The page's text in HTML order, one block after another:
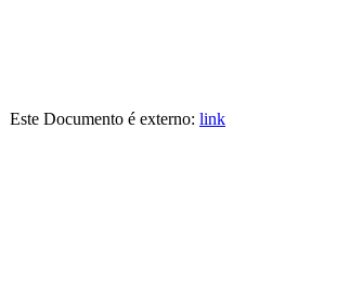
Este Documento é externo: link